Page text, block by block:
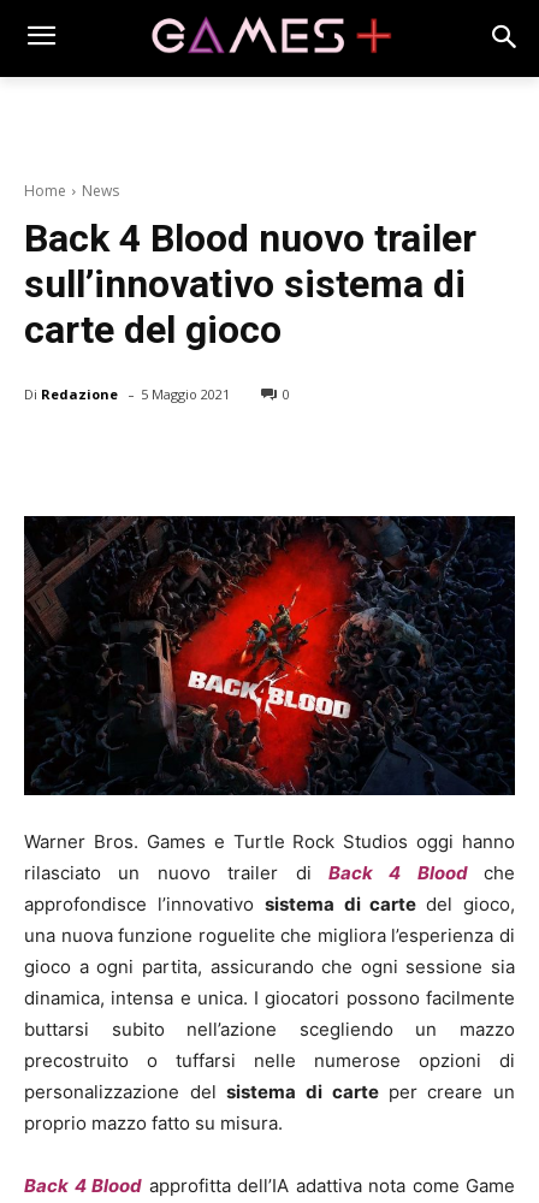
Home News
Back 4 Blood nuovo trailer
sull’innovativo sistema di
carte del gioco
Di Redazione - 5 Maggio 2021 0
Warner Bros. Games e Turtle Rock Studios oggi hanno
rilasciato un nuovo trailer di Back 4 Blood che
approfondisce l’innovativo sistema di cartedel gioco,
una nuova funzione roguelite che migliora l’esperienza di
gioco a ogni partita, assicurando che ogni sessione sia
dinamica, intensa e unica. I giocatori possono facilmente
buttarsi subito nell’azione scegliendo un mazzo
precostruito o tuffarsi nelle numerose opzioni di
personalizzazione delsistema di carte per creare un
proprio mazzo fatto su misura.
Back 4 Blood approfitta dell’IA adattiva nota come Game